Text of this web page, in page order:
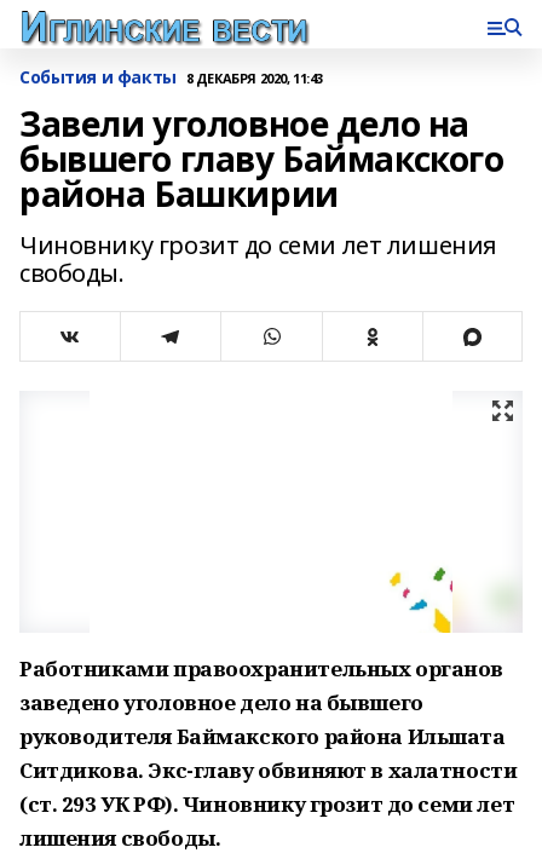
События и факты 8 ДЕКАБРЯ 2020, 11:43
Завели уголовное дело на
бывшего главу Баймакского
района Башкирии
Чиновнику грозит до семи лет лишения
свободы.
Работниками правоохранительных органов
заведено уголовное дело на бывшего
руководителя Баймакского района Ильшата
Ситдикова. Экс-главу обвиняют в халатности
(ст. 293 УК РФ). Чиновнику грозит до семи лет
лишения свободы.